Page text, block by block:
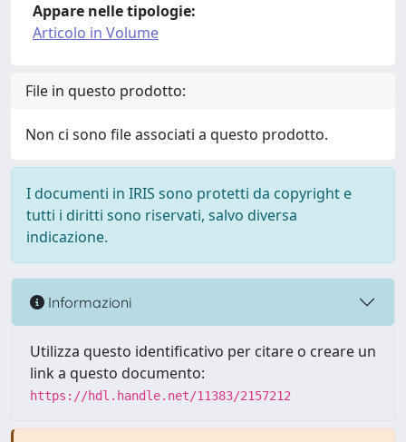
Appare nelle tipologie:
Articolo in Volume
File in questo prodotto:
Non ci sono file associati a questo prodotto.
I documenti in IRIS sono protetti da copyright e
tutti i diritti sono riservati, salvo diversa
indicazione.
Informazioni
Utilizza questo identificativo per citare o creare un
link a questo documento:
https://hdl.handle.net/11383/2157212